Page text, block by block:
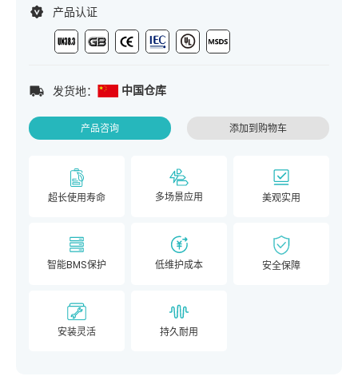
产品认证
发货地： 中国仓库
产品咨询 添加到购物车
超长使用寿命 多场景应用 美观实用
智能BMS保护 低维护成本 安全保障
安装灵活 持久耐用